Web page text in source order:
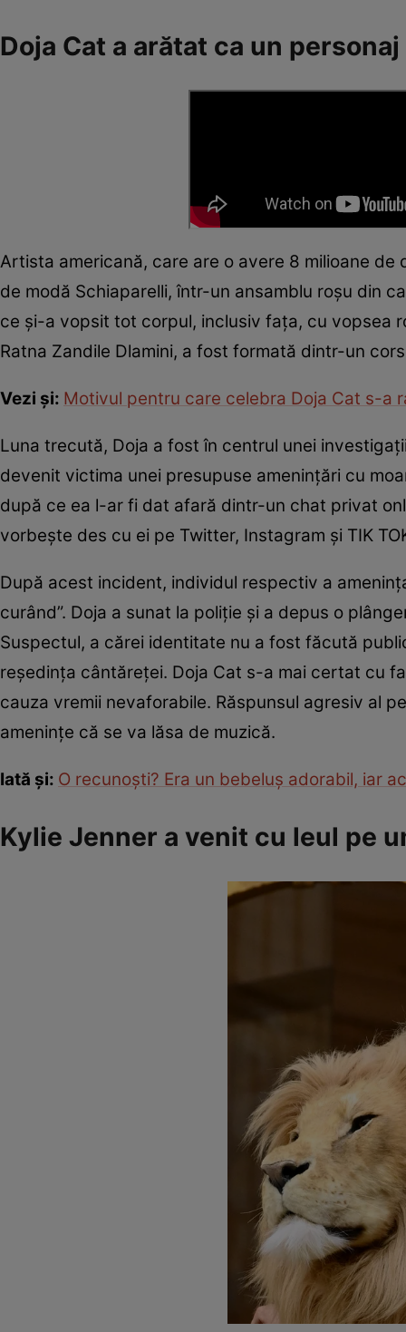
Doja Cat a arătat ca un
Artista americană, care are o avere 8 milioane
de modă Schiaparelli, într-un ansamblu roșu din
ce și-a vopsit tot corpul, inclusiv fața, cu vopsea
Ratna Zandile Dlamini, a fost formată dintr-un
Vezi și: Motivul pentru care celebra Doja Cat s-a
Luna trecută, Doja a fost în centrul unei
devenit victima unei presupuse amenințări cu
după ce ea l-ar fi dat afară dintr-un chat privat
vorbește des cu ei pe Twitter, Instagram și TIK
După acest incident, individul respectiv a
curând”. Doja a sunat la poliție și a depus o
Suspectul, a cărei identitate nu a fost făcută
reședința cântăreței. Doja Cat s-a mai certat cu
cauza vremii nevaforabile. Răspunsul agresiv al
amenințe că se va lăsa de muzică.
Iată și: O recunoști? Era un bebeluș adorabil, iar
Kylie Jenner a venit cu leul pe